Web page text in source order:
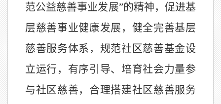
范公益慈善事业发展”的精神， 促进基
层慈善事业健康发展，健全完善基层
慈善服务体系，规范社区慈善基金设
立运行，有序引导、培育社会力量参
与社区慈善，合理搭建社区慈善服务